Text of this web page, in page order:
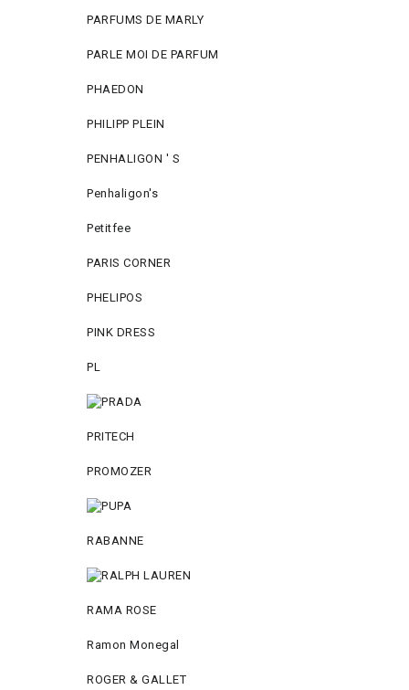
PARFUMS DE MARLY
PARLE MOI DE PARFUM
PHAEDON
PHILIPP PLEIN
PENHALIGON ' S
Penhaligon's
Petitfee
PARIS CORNER
PHELIPOS
PINK DRESS
PL
PRITECH
PROMOZER
RABANNE
RAMA ROSE
Ramon Monegal
ROGER & GALLET